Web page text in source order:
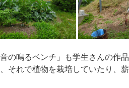
の鳴るベンチ」も学生さんの作品
それで植物を栽培していたり、